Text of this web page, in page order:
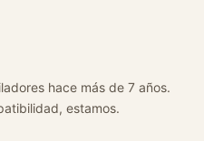
hace más de 7 años.
estamos.